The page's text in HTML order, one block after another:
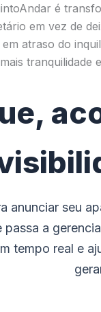
é
em vez de
em atraso do
tranquilidade
anunciar seu
passa a
tempo real e